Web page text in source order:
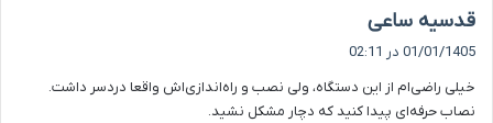
قدسیه ساعی
ف
:
01/01/1405 در 02:11
خیلی راضی‌ام از این دستگاه، ولی نصب و راه‌اندازی‌اش واقعا دردسر داشت.
نصاب حرفه‌ای پیدا کنید که دچار مشکل نشید.